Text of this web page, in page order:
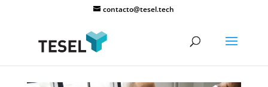
contacto@tesel.tech